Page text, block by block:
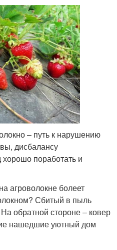
– путь к нарушению
дисбалансу
поработать и
агроволокне болеет
Сбитый в пыль
обратной стороне – ковер
нашедшие уютный дом